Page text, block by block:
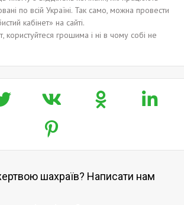
по всій Україні. Так само, можна провести
кабінет» на сайті.
користуйтеся грошима і ні в чому собі не
шахраїв? Написати нам